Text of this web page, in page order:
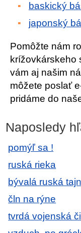
baskický
japonský
Pomôžte nám
krížovkárskeho
vám aj našim
môžete poslať
pridáme do
Naposledy
pomýľ sa !
ruská rieka
bývalá ruská
čln na rýne
tvrdá vojenská